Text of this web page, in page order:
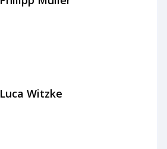
Luca Witzke